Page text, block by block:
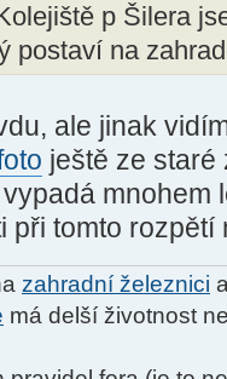
p Šilera
postaví na
ale jinak
ještě ze staré
mnohem
při tomto
zahradní železnici
má delší životnost